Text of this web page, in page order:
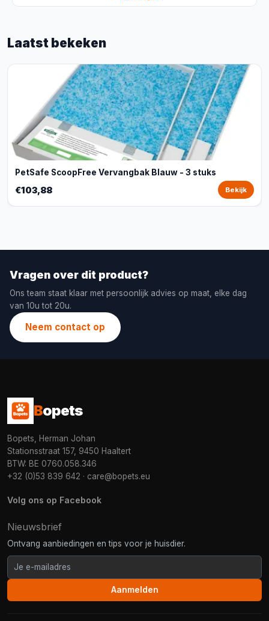
Laatst bekeken
PetSafe ScoopFree Vervangbak Blauw - 3 stuks
€103,88 Bekijk
Vragen over dit product?
Ons team staat klaar met persoonlijk advies op maat, elke dag
van 10u tot 20u.
Neem contact op
Bopets
Bopets, Herman Johan
Stationsstraat 157, 9450 Haaltert
BTW: BE 0760.058.346
+32 (0)53 839 642 · care@bopets.eu
Volg ons op Facebook
Nieuwsbrief
Ontvang aanbiedingen en tips voor je huisdier.
Aanmelden